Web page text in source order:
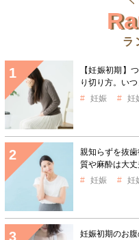
ラ
【妊娠初期】
り切り方。い
妊娠
妊
親知らずを抜
質や麻酔は大丈
妊娠
妊
妊娠初期のお